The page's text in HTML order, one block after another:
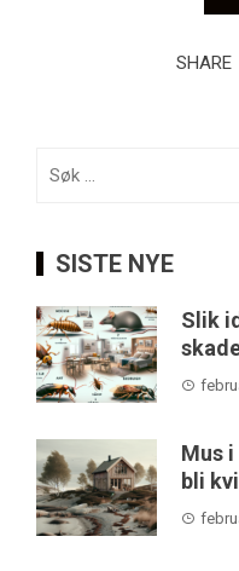
SHARE
etter:
SISTE NYE
Slik
Mus
bli